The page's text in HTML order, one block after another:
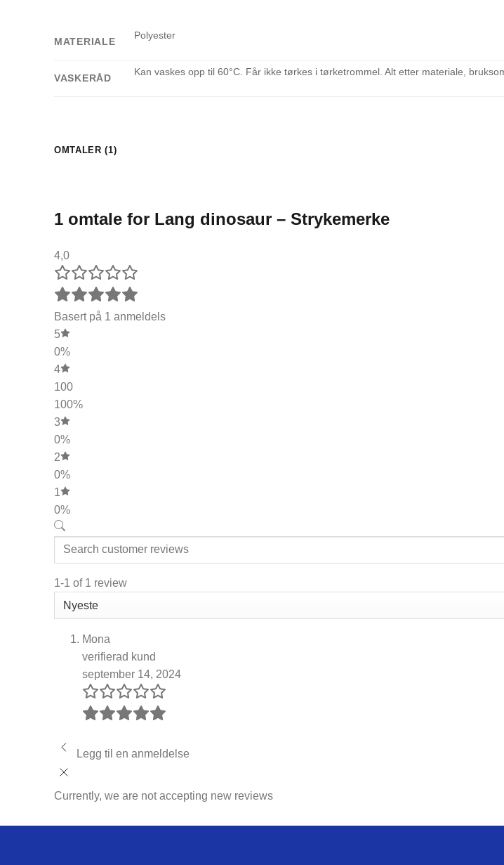
MATERIALE
Polyester
VASKERÅD
Kan vaskes opp til 60°C. Får ikke tørkes i tørketrommel. Alt etter materiale,
OMTALER (1)
1 omtale for Lang dinosaur – Strykemerke
4,0
Basert på 1 anmeldels
5
0%
4
100
100%
3
0%
2
0%
1
0%
1-1 of 1 review
Mona
verifierad kund
september 14, 2024
Legg til en anmeldelse
Currently, we are not accepting new reviews